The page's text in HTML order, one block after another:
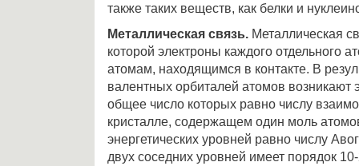
также таких веществ, как белки и
Металлическая связь. Металлическая
которой электроны каждого отдельного
атомам, находящимся в контакте. В
валентных орбиталей атомов возникают
общее число которых равно числу
кристалле, содержащем один моль
энергетических уровней равно числу
двух соседних уровней имеет порядок